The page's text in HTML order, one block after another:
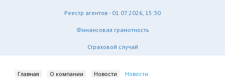
Реестр агентов - 01.07.2026, 15:30
Финансовая грамотность
Страховой случай
Главная О компании Новости Новости